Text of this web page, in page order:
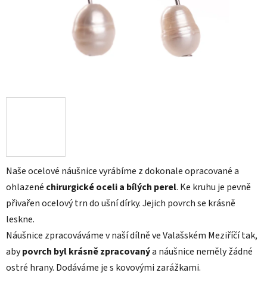
Naše ocelové náušnice vyrábíme z dokonale opracované a
ohlazené chirurgické oceli a bílých perel. Ke kruhu je pevně
přivařen ocelový trn do ušní dírky. Jejich povrch se krásně
leskne.
Náušnice zpracováváme v naší dílně ve Valašském Meziříčí tak,
abypovrch byl krásně zpracovanýa náušnice neměly žádné
ostré hrany. Dodáváme je s kovovými zarážkami.